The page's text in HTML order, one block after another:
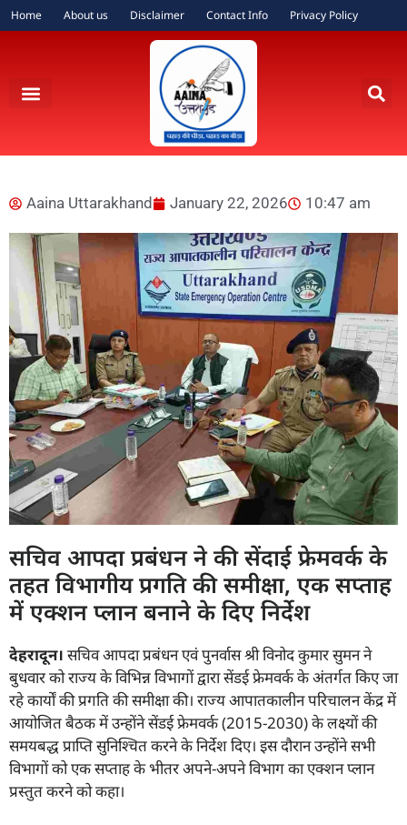
Home About us Disclaimer Contact Info Privacy Policy
Aaina Uttarakhand January 22, 2026 10:47 am
सचिव आपदा प्रबंधन ने की सेंदाई फ्रेमवर्क के
तहत विभागीय प्रगति की समीक्षा, एक सप्ताह
में एक्शन प्लान बनाने के दिए निर्देश
देहरादून। सचिव आपदा प्रबंधन एवं पुनर्वास श्री विनोद कुमार सुमन ने
बुधवार को राज्य के विभिन्न विभागों द्वारा सेंडई फ्रेमवर्क के अंतर्गत किए जा
रहे कार्यों की प्रगति की समीक्षा की। राज्य आपातकालीन परिचालन केंद्र में
आयोजित बैठक में उन्होंने सेंडई फ्रेमवर्क (2015-2030) के लक्ष्यों की
समयबद्ध प्राप्ति सुनिश्चित करने के निर्देश दिए। इस दौरान उन्होंने सभी
विभागों को एक सप्ताह के भीतर अपने-अपने विभाग का एक्शन प्लान
प्रस्तुत करने को कहा।